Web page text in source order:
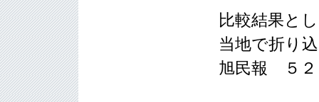
比較結果と
当地で折り
旭民報 ５２